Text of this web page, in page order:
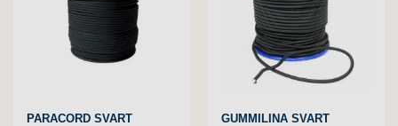
PARACORD SVART
GUMMILINA SVART